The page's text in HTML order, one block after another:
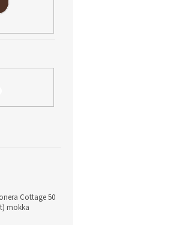
Cottage 50
mokka